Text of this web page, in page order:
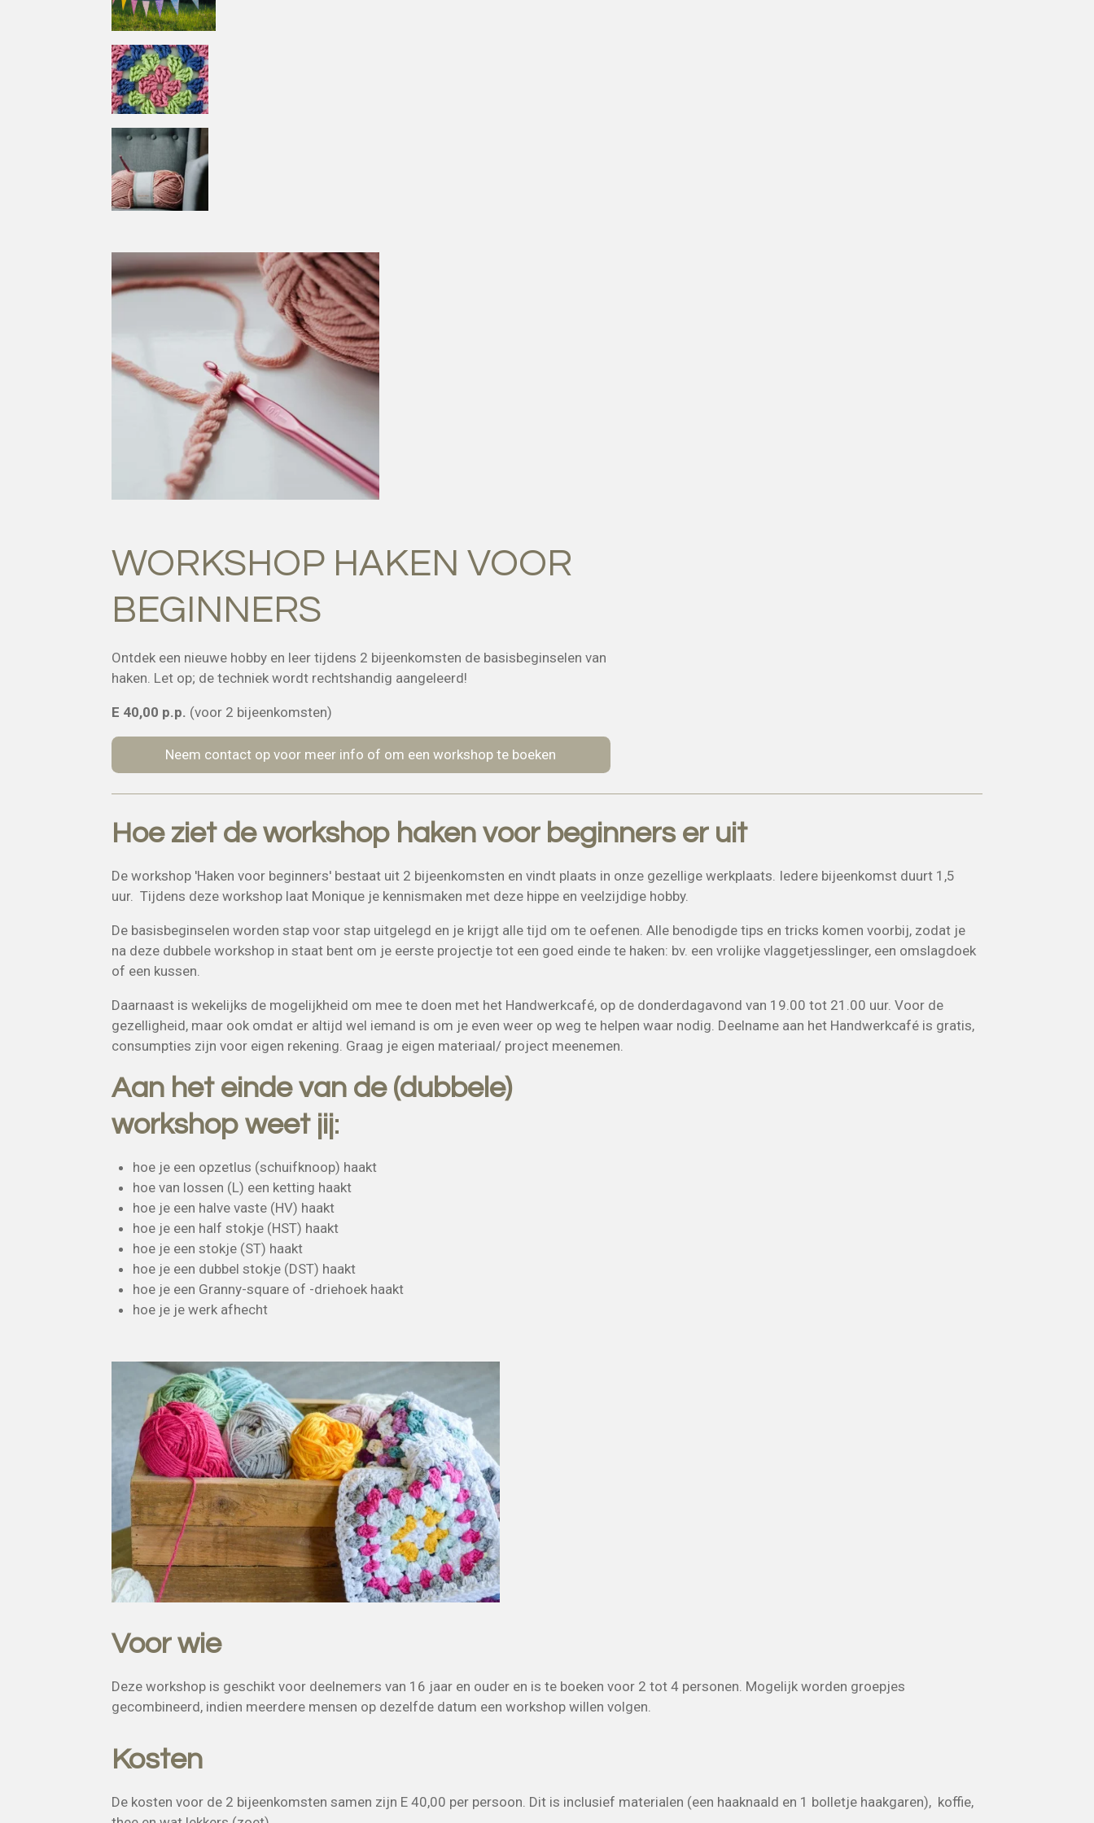
WORKSHOP HAKEN VOOR
BEGINNERS
Ontdek een nieuwe hobby en leer tijdens 2 bijeenkomsten de basisbeginselen van
haken. Let op; de techniek wordt rechtshandig aangeleerd!
E 40,00 p.p. (voor 2 bijeenkomsten)
Neem contact op voor meer info of om een workshop te boeken
Hoe ziet de workshop haken voor beginners er uit
De workshop 'Haken voor beginners' bestaat uit 2 bijeenkomsten en vindt plaats in onze gezellige werkplaats. Iedere bijeenkomst duurt 1,5
uur. Tijdens deze workshop laat Monique je kennismaken met deze hippe en veelzijdige hobby.
De basisbeginselen worden stap voor stap uitgelegd en je krijgt alle tijd om te oefenen. Alle benodigde tips en tricks komen voorbij, zodat je
na deze dubbele workshop in staat bent om je eerste projectje tot een goed einde te haken: bv. een vrolijke vlaggetjesslinger, een omslagdoek
of een kussen.
Daarnaast is wekelijks de mogelijkheid om mee te doen met het Handwerkcafé, op de donderdagavond van 19.00 tot 21.00 uur. Voor de
gezelligheid, maar ook omdat er altijd wel iemand is om je even weer op weg te helpen waar nodig. Deelname aan het Handwerkcafé is gratis,
consumpties zijn voor eigen rekening. Graag je eigen materiaal/ project meenemen.
Aan het einde van de (dubbele)
workshop weet jij:
hoe je een opzetlus (schuifknoop) haakt
hoe van lossen (L) een ketting haakt
hoe je een halve vaste (HV) haakt
hoe je een half stokje (HST) haakt
hoe je een stokje (ST) haakt
hoe je een dubbel stokje (DST) haakt
hoe je een Granny-square of -driehoek haakt
hoe je je werk afhecht
Voor wie
Deze workshop is geschikt voor deelnemers van 16 jaar en ouder en is te boeken voor 2 tot 4 personen. Mogelijk worden groepjes
gecombineerd, indien meerdere mensen op dezelfde datum een workshop willen volgen.
Kosten
De kosten voor de 2 bijeenkomsten samen zijn E 40,00 per persoon. Dit is inclusief materialen (een haaknaald en 1 bolletje haakgaren), koffie,